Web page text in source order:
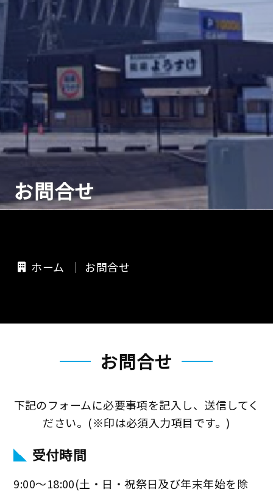
お問合せ
ホーム お問合せ
お問合せ
下記のフォームに必要事項を記入し、送信してく
ださい。(※印は必須入力項目です。)
受付時間
9:00～18:00(土・日・祝祭日及び年末年始を除